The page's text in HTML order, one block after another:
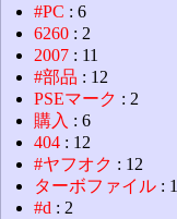
#PC : 6
6260 : 2
2007 : 11
#部品 : 12
PSEマーク : 2
購入 : 6
404 : 12
#ヤフオク : 12
ターボファイル : 1
#d : 2